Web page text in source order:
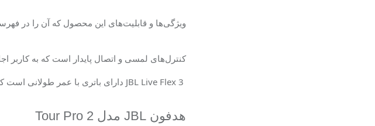
ویژگی‌ها و قابلیت‌های این محصول که آن را در
کنترل‌های لمسی و اتصال پایدار است که به کاربر
JBL Live Flex 3 دارای باتری با عمر طولانی است
هدفون JBL مدل Tour Pro 2